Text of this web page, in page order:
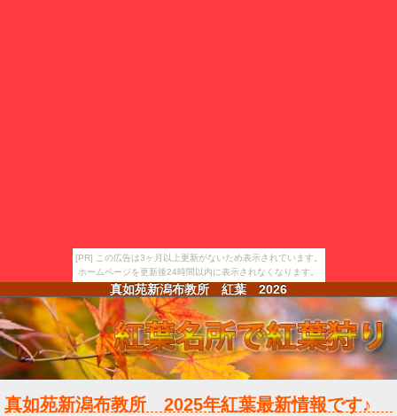
[PR] この広告は3ヶ月以上更新がないため表示されています。
ホームページを更新後24時間以内に表示されなくなります。
真如苑新潟布教所 紅葉 2026
真如苑新潟布教所 2025年紅葉最新情報です♪